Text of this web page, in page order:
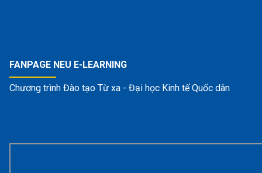
FANPAGE NEU E-LEARNING
Chương trình Đào tạo Từ xa - Đại học Kinh tế Quốc dân